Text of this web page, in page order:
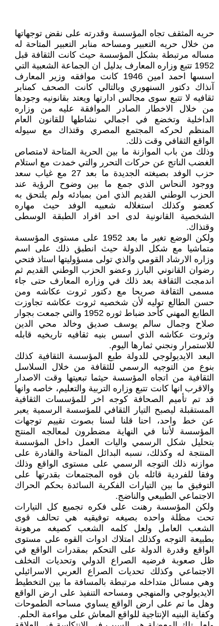
حريه المثقف تجاه المؤسسة وقدرته على نقض توجهاتها
من خلال حريه التعبير ومساحه منابر التعبير المتاحة له
مساله مرتبطة بشكل المؤسسة حيث كانت الثقافة قبل
1952 تتبع وزاره المعارف بدليل ان الجماعة الشعبية التي
اسسها احمد امين 1946 كانت موافقه وزير المعارف
آنذاك دكتور السنهوري وبالتالي كانت الصحف كمنابر
ثقافيه لا تتبع سوى مجالس ادارتها ويعتد بقانونيه وجودها
من خلال الاخطار الصادر الموافقة عليه من وزاره
الداخلية وتخضع في اجمالي نشاطها للقانون العام
المنظم لحركه المجتمع المصري وقتذاك مع سيوله
الواقع الثقافي وقت ذلك.
وذلك من باب الموازنة ما بين الحرية المتاحة لامتصاص
الغضب الناتج عن حركات التحرر والتي خمدت مع استلام
حزب الوفد بصيغته الجديدة ما بعد 27 مع غياب سعد
ووجود النحاس الذي جمع ما بين وضوح الرؤية عند
الحزب الوطني القديم الذي امن بمبادئه ولم يلتحق به
كعضو وكذلك استغلاله شعبيه الوفد حيث مهاره
الشخصية القانونية لدى احد افراد الطبقة الوسطى
وقتذاك.
ولكن الوضع تغير ما بعد 1952 على مستوى المؤسسة
متماشيا مع شكل الدولة حيث انطبق ذلك على اسم
وزاره الارشاد القومي والذي تولى مسؤوليتها استاذ فتحي
رضوان القانوني البارز وعضو الحزب الوطني القديم ثم
اندمجت الثقافة بعد ذلك في وزاره المعارف حتى جاء
مسمى الثقافة صريحا مع دكتور ثروت عكاشه ومن
حسن الطالع توليه لأن شخصيه ثروت عكاشه تجاوزت
الطابع المهني كأحد ضباط ثوره 1952 والتي جمعت بجوار
صلاح وجمال سالم يوسف صديق وخالد محي الدين
وثروت عكاشه الذي اسس بنيه ثقافيه تاريخيه قابله
للاستمرار ونجني ثمارها اليوم.
البعد الايديولوجي للدولة طبع المؤسسة الثقافية كذلك
بنوع من التوجيه الرسمي للثقافة من خلال السلاسل
الثقافية من اتجاه المؤسسة حيثما تبعيتها وقت الاصدار
والاقرب انها كانت تتبع وزاره التربية والتعليم، خاصه وانها
قد تم تأميم الصحافة كوجه اخر للمؤسسات الثقافية
المستقبلة ليصبح التيار الثقافي للمؤسسة الرسمية يعبر
عن خط واحد، احنا قلنا لسنا بصوت تقييم توجهات
المؤسسة لأننا في النهاية مضطرون لمعالجه المنتج
بتحليل شكل الرسمي واليات العمل داخل المؤسسة
المنتجة له وكذلك، نسبه البدائل المتاحة والقادرة على
موازنه ذلك التوجه الرسمي على مستوى الواقع وذلك
وفقا للفردية قائله بان قوه المجتمعات بقدرتها على
التوفيق ما بين التيارات الفكرية السائدة بحكم الحراك
الاجتماعي الطبيعي والناضج.
ولكن المؤسسة رهنت على فكره تجميع كل التيارات
تحت مظلة واحده بصيغه توفيقيه هي تحالف قوى
الشعب العامل ولعل كلمه الشعب كصيغه مرهونة
بطبيعة التوجه وكذلك امتلاك ادوات القوه على مستوى
الواقع وقدرة الدولة على التحكم بمقدرات الواقع في
ظل صعوبة فرضيه الصراع الدولي وتحديات التخلف
الاجتماعي وكذلك تحديات الصراع العربي الاسرائيلي
وهي مسائل متداخله مرتبطة بالمسافة ما بين التخطيط
الايديولوجي والمنهجي ومساحه التنفيذ على ارض الواقع
وهل ما تم على ارض الواقع يساوي مساحه الطموحات
وكفاية البنيه الإنتاجية للواقع المعاش على مواءمة الحلم.